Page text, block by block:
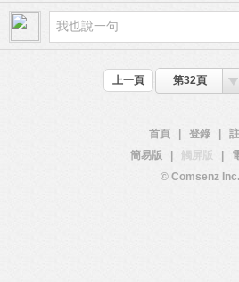
上一頁 第32頁
首頁 登錄
簡易版
觸屏版
© Comsenz Inc.